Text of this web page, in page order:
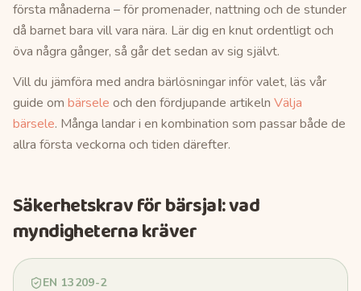
första månaderna – för promenader, nattning och de stunder
då barnet bara vill vara nära. Lär dig en knut ordentligt och
öva några gånger, så går det sedan av sig självt.
Vill du jämföra med andra bärlösningar inför valet, läs vår
guide om bärsele och den fördjupande artikeln Välja
bärsele. Många landar i en kombination som passar både de
allra första veckorna och tiden därefter.
Säkerhetskrav förbärsjal: vad
myndigheterna kräver
EN 13209-2